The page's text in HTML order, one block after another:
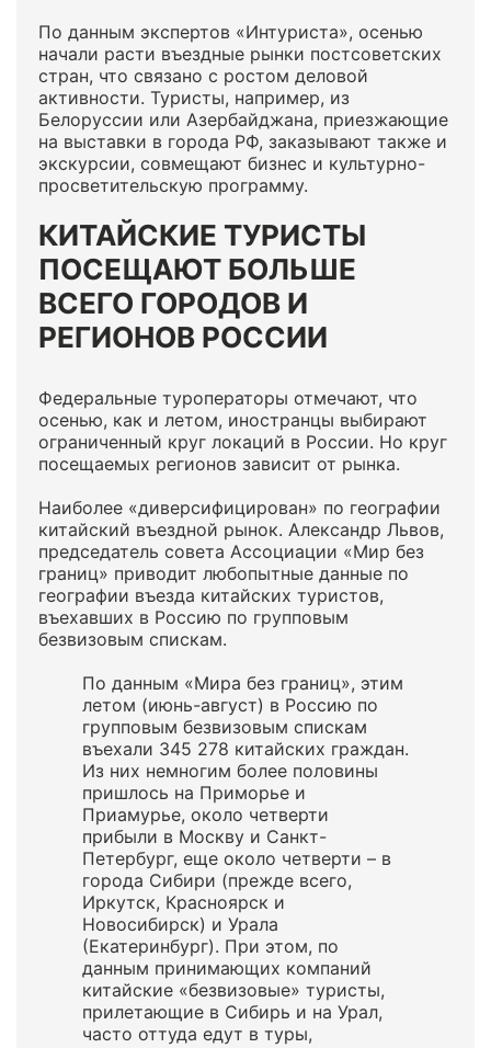
По данным экспертов «Интуриста», осенью
начали расти въездные рынки постсоветских
стран, что связано с ростом деловой
активности. Туристы, например, из
Белоруссии или Азербайджана, приезжающие
на выставки в города РФ, заказывают также и
экскурсии, совмещают бизнес и культурно-
просветительскую программу.
КИТАЙСКИЕ ТУРИСТЫ
ПОСЕЩАЮТ БОЛЬШЕ
ВСЕГО ГОРОДОВ И
РЕГИОНОВ РОССИИ
Федеральные туроператоры отмечают, что
осенью, как и летом, иностранцы выбирают
ограниченный круг локаций в России. Но круг
посещаемых регионов зависит от рынка.
Наиболее «диверсифицирован» по географии
китайский въездной рынок. Александр Львов,
председатель совета Ассоциации «Мир без
границ» приводит любопытные данные по
географии въезда китайских туристов,
въехавших в Россию по групповым
безвизовым спискам.
По данным «Мира без границ», этим
летом (июнь-август) в Россию по
групповым безвизовым спискам
въехали 345 278 китайских граждан.
Из них немногим более половины
пришлось на Приморье и
Приамурье, около четверти
прибыли в Москву и Санкт-
Петербург, еще около четверти – в
города Сибири (прежде всего,
Иркутск, Красноярск и
Новосибирск) и Урала
(Екатеринбург). При этом, по
данным принимающих компаний
китайские «безвизовые» туристы,
прилетающие в Сибирь и на Урал,
часто оттуда едут в туры,